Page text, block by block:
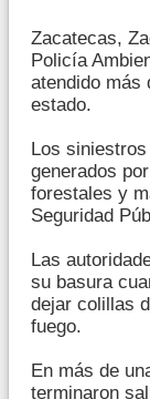
Zacatecas,
Policía
atendido más
estado.
Los
generados
forestales y
Seguridad
Las
su basura
dejar colillas
fuego.
En más de
terminaron